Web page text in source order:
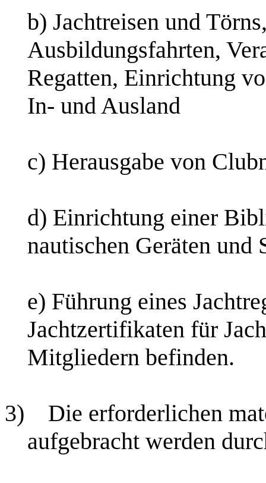
b) Jachtreisen und
Ausbildungsfahrten,
Regatten, Einrichtung
In- und Ausland
c) Herausgabe von
d) Einrichtung einer
nautischen Geräten und
e) Führung eines
Jachtzertifikaten für
Mitgliedern befinden.
3)
Die erforderlichen
aufgebracht werden